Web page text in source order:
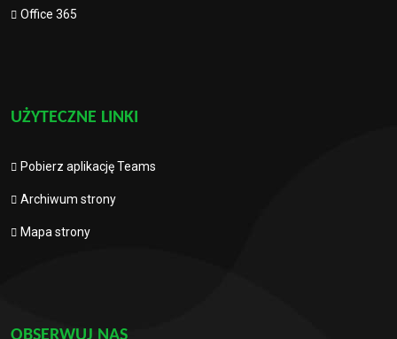
Office 365
UŻYTECZNE LINKI
Pobierz aplikację Teams
Archiwum strony
Mapa strony